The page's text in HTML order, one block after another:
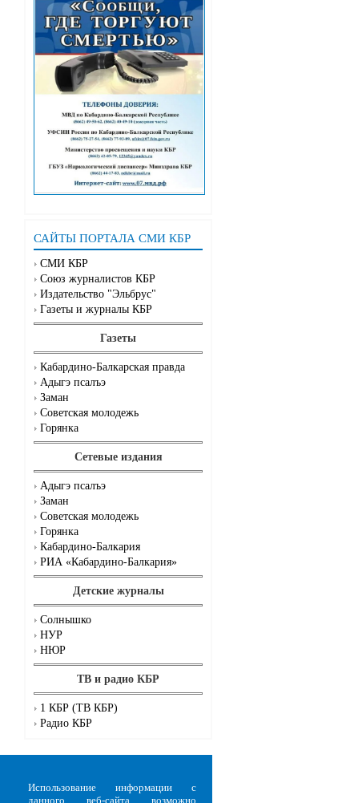
САЙТЫ ПОРТАЛА СМИ КБР
СМИ КБР
Союз журналистов КБР
Издательство "Эльбрус"
Газеты и журналы КБР
Газеты
Кабардино-Балкарская правда
Адыгэ псалъэ
Заман
Советская молодежь
Горянка
Сетевые издания
Адыгэ псалъэ
Заман
Советская молодежь
Горянка
Кабардино-Балкария
РИА «Кабардино-Балкария»
Детские журналы
Солнышко
НУР
НЮР
ТВ и радио КБР
1 КБР (ТВ КБР)
Радио КБР
Использование информации с
данного веб-сайта возможно